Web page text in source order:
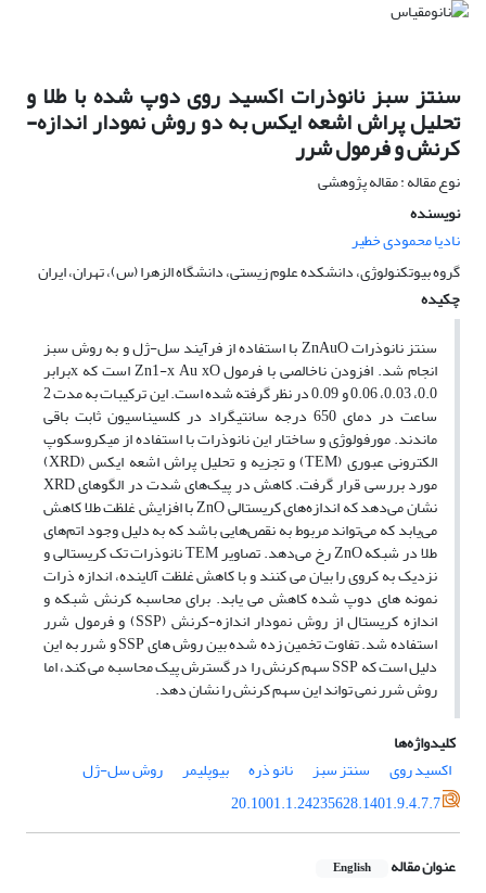
سنتز سبز نانوذرات اکسید روی دوپ شده با طلا و
تحلیل پراش اشعه ایکس به دو روش نمودار اندازه-
کرنش و فرمول شرر
نوع مقاله : مقاله پژوهشی
نویسنده
نادیا محمودی خطیر
گروه بیوتکنولوژی، دانشکده علوم زیستی، دانشگاه الزهرا (س)، تهران، ایران
چکیده
سنتز نانوذرات ZnAuO با استفاده از فرآیند سل-ژل و به روش سبز
انجام شد. افزودن ناخالصی با فرمول Zn1-x Au xO است که xبرابر
0.0، 0.03، 0.06 و 0.09 در نظر گرفته شده است. این ترکیبات به مدت 2
ساعت در دمای 650 درجه سانتیگراد در کلسیناسیون ثابت باقی
ماندند. مورفولوژی و ساختار این نانوذرات با استفاده از میکروسکوپ
الکترونی عبوری (TEM) و تجزیه و تحلیل پراش اشعه ایکس (XRD)
مورد بررسی قرار گرفت. کاهش در پیک‌های شدت در الگوهای XRD
نشان می‌دهد که اندازه‌های کریستالی ZnO با افزایش غلظت طلا کاهش
می‌یابد که می‌تواند مربوط به نقص‌هایی باشد که به دلیل وجود اتم‌های
طلا در شبکه ZnO رخ می‌دهد. تصاویر TEM نانوذرات تک کریستالی و
نزدیک به کروی را بیان می کنند و با کاهش غلظت آلاینده، اندازه ذرات
نمونه های دوپ شده کاهش می یابد. برای محاسبه کرنش شبکه و
اندازه کریستال از روش نمودار اندازه-کرنش (SSP) و فرمول شرر
استفاده شد. تفاوت تخمین زده شده بین روش های SSP و شرر به این
دلیل است که SSP سهم کرنش را در گسترش پیک محاسبه می کند، اما
روش شرر نمی تواند این سهم کرنش را نشان دهد.
کلیدواژه‌ها
اکسید روی
سنتز سبز نانو ذره بیوپلیمر
روش سل-ژل
20.1001.1.24235628.1401.9.4.7.7
عنوان مقاله English